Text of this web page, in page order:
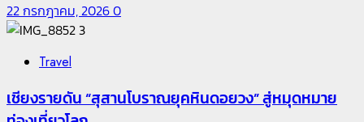
22 กรกฎาคม, 20260
3
Travel
เชียงรายดัน “สุสานโบราณยุคหินดอยวง” สู่หมุดหมาย